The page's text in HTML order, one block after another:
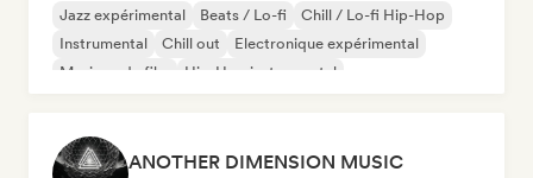
Jazz expérimental Beats / Lo-fi
Chill / Lo-fi Hip-Hop
Instrumental
Chill out
Electronique expérimental
Musique de film
Hip-Hop instrumental
ANOTHER DIMENSION MUSIC